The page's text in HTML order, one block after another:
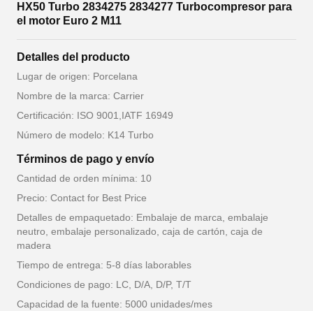
HX50 Turbo 2834275 2834277 Turbocompresor para
el motor Euro 2 M11
Detalles del producto
Lugar de origen: Porcelana
Nombre de la marca: Carrier
Certificación: ISO 9001,IATF 16949
Número de modelo: K14 Turbo
Términos de pago y envío
Cantidad de orden mínima: 10
Precio: Contact for Best Price
Detalles de empaquetado: Embalaje de marca, embalaje
neutro, embalaje personalizado, caja de cartón, caja de
madera
Tiempo de entrega: 5-8 días laborables
Condiciones de pago: LC, D/A, D/P, T/T
Capacidad de la fuente: 5000 unidades/mes